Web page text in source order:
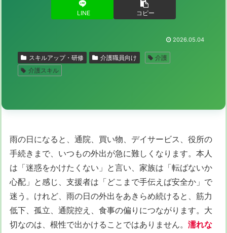
LINE コピー
2026.05.04
スキルアップ・研修 介護職員向け
介護
介護スキル
雨の日になると、通院、買い物、デイサービス、役所の
手続きまで、いつもの外出が急に難しくなります。本人
は「迷惑をかけたくない」と言い、家族は「転ばないか
心配」と感じ、支援者は「どこまで手伝えば安全か」で
迷う。けれど、雨の日の外出をあきらめ続けると、筋力
低下、孤立、通院控え、食事の偏りにつながります。大
切なのは、根性で出かけることではありません。 濡れな